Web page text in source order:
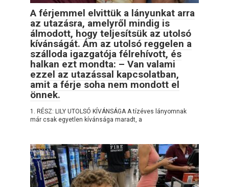
A férjemmel elvittük a lányunkat arra
az utazásra, amelyről mindig is
álmodott, hogy teljesítsük az utolsó
kívánságát. Ám az utolsó reggelen a
szálloda igazgatója félrehívott, és
halkan ezt mondta: – Van valami
ezzel az utazással kapcsolatban,
amit a férje soha nem mondott el
önnek.
1. RÉSZ: LILY UTOLSÓ KÍVÁNSÁGA A tízéves lányomnak
már csak egyetlen kívánsága maradt, a